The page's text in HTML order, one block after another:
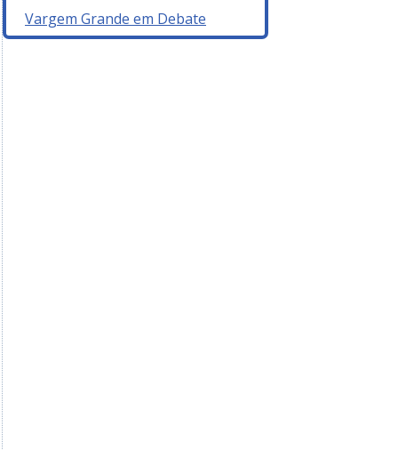
Vargem Grande em Debate